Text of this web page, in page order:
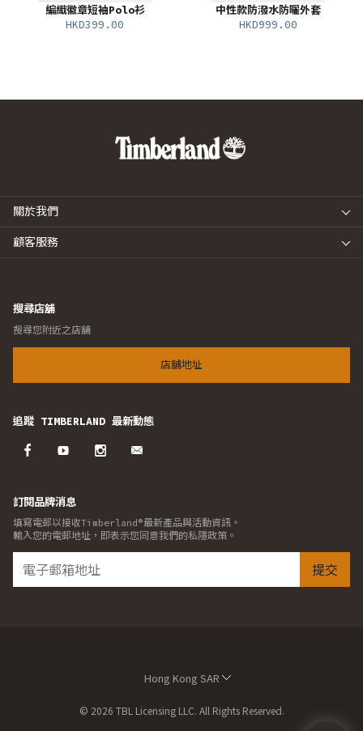
編織徽章短袖Polo衫
HKD399.00
中性款防潑水防曬外套
HKD999.00
關於我們
顧客服務
搜尋店舖
搜尋您附近之店舖
店舖地址
追蹤 TIMBERLAND 最新動態
訂閱品牌消息
填寫電郵以接收Timberland®最新產品與活動資訊。
輸入您的電郵地址，即表示您同意我們的私隱政策。
提交
Hong Kong SAR
© 2026 TBL Licensing LLC. All Rights Reserved.